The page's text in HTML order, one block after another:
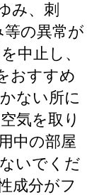
み、刺
の異常が
中止し、
おすすめ
ない所に
気を取り
中の部屋
いでくだ
成分がフ